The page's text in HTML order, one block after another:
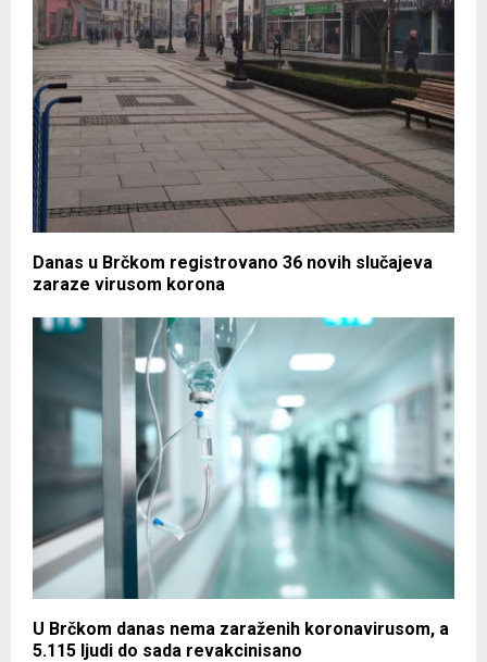
Danas u Brčkom registrovano 36 novih slučajeva
zaraze virusom korona
U Brčkom danas nema zaraženih koronavirusom, a
5.115 ljudi do sada revakcinisano